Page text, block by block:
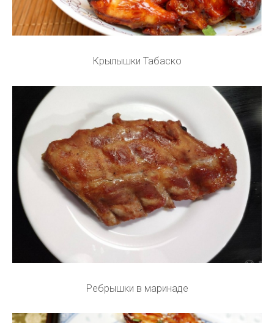
Крылышки Табаско
Ребрышки в маринаде